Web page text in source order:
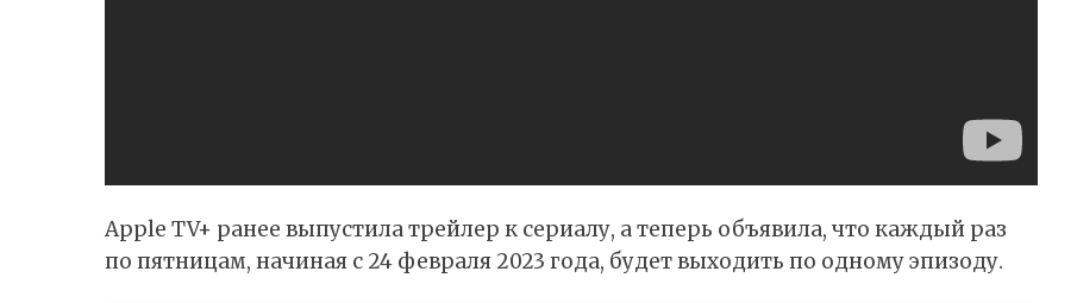
Apple TV+ ранее выпустила трейлер к сериалу, а теперь объявила, что каждый раз
по пятницам, начиная с 24 февраля 2023 года, будет выходить по одному эпизоду.